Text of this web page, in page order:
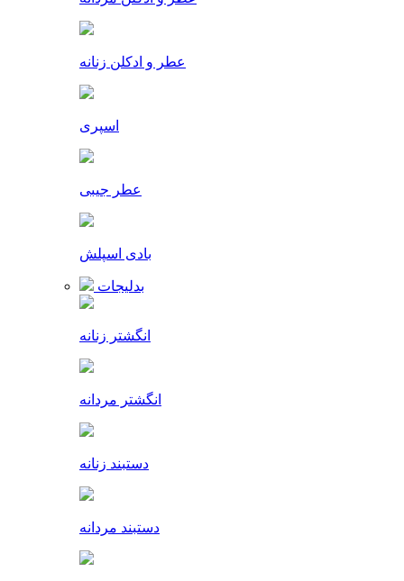
عطر و ادکلن زنانه
اسپری
عطر جیبی
بادی اسپلش
بدلیجات
انگشتر زنانه
انگشتر مردانه
دستبند زنانه
دستبند مردانه